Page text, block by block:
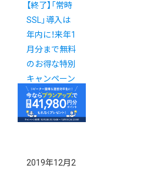
【終了】「常時
SSL」導入は
年内に！来年1
月分まで無料
のお得な特別
キャンペーン
2019年12月2